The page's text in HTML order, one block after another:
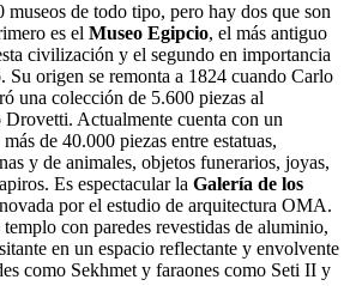
museos de todo tipo, pero hay dos que son
es el Museo Egipcio, el más antiguo
civilización y el segundo en importancia
Su origen se remonta a 1824 cuando Carlo
una colección de 5.600 piezas al
Actualmente cuenta con un
de 40.000 piezas entre estatuas,
y de animales, objetos funerarios, joyas,
Es espectacular la Galería de los
por el estudio de arquitectura OMA.
con paredes revestidas de aluminio,
en un espacio reflectante y envolvente
como Sekhmet y faraones como Seti II y